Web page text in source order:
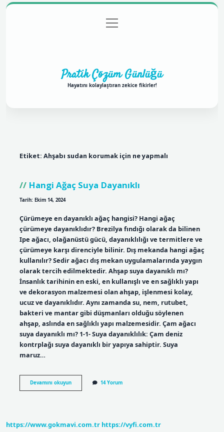
Gizlilik Politikası
menüyü
aç
Pratik Çözüm Günlüğü
Hayatını kolaylaştıran zekice fikirler!
Etiket: Ahşabı sudan korumak için ne yapmalı
Hangi Ağaç Suya Dayanıklı
Tarih: Ekim 14, 2024
Çürümeye en dayanıklı ağaç hangisi? Hangi ağaç
çürümeye dayanıklıdır? Brezilya fındığı olarak da bilinen
Ipe ağacı, olağanüstü gücü, dayanıklılığı ve termitlere ve
çürümeye karşı direnciyle bilinir. Dış mekanda hangi ağaç
kullanılır? Sedir ağacı dış mekan uygulamalarında yaygın
olarak tercih edilmektedir. Ahşap suya dayanıklı mı?
İnsanlık tarihinin en eski, en kullanışlı ve en sağlıklı yapı
ve dekorasyon malzemesi olan ahşap, işlenmesi kolay,
ucuz ve dayanıklıdır. Aynı zamanda su, nem, rutubet,
bakteri ve mantar gibi düşmanları olduğu söylenen
ahşap, aslında en sağlıklı yapı malzemesidir. Çam ağacı
suya dayanıklı mı? 1-1- Suya dayanıklılık: Çam deniz
kontrplağı suya dayanıklı bir yapıya sahiptir. Suya
maruz…
Devamını okuyunHangi
Ağaç
14 Yorum
https://www.gokmavi.com.tr https://vyfi.com.tr